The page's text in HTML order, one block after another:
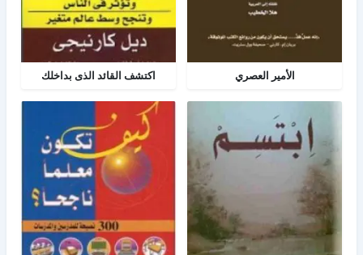
الأمير العصري اكتشف القائد الذى بداخلك